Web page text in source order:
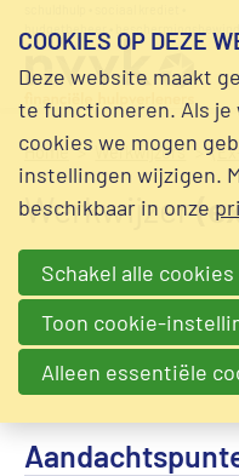
Home Werkwijzers
Werkwijzer
Inleiding
Intake
Stabiliseren
COOKIES OP DEZE
Deze website maakt
te functioneren. Als je
cookies we mogen
instellingen wijzigen.
beschikbaar in onze
Schakel alle cookies
Toon cookie-
Alleen essentiële